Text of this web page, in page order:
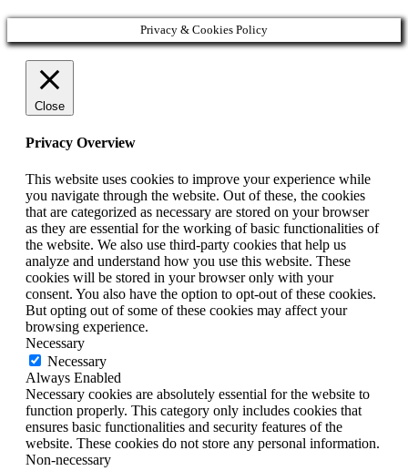
Privacy & Cookies Policy
Close
Privacy Overview
This website uses cookies to improve your experience while
you navigate through the website. Out of these, the cookies
that are categorized as necessary are stored on your browser
as they are essential for the working of basic functionalities of
the website. We also use third-party cookies that help us
analyze and understand how you use this website. These
cookies will be stored in your browser only with your
consent. You also have the option to opt-out of these cookies.
But opting out of some of these cookies may affect your
browsing experience.
Necessary
Necessary
Always Enabled
Necessary cookies are absolutely essential for the website to
function properly. This category only includes cookies that
ensures basic functionalities and security features of the
website. These cookies do not store any personal information.
Non-necessary